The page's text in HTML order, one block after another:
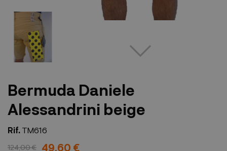
Bermuda Daniele
Alessandrini beige
Rif. TM616
124,00 € 49,60 €